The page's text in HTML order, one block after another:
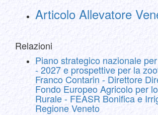
Articolo Allevatore
Relazioni
Piano strategico nazionale
- 2027 e prospettive per la
Franco Contarin - Direttore
Fondo Europeo Agricolo per
Rurale - FEASR Bonifica e
Regione Veneto